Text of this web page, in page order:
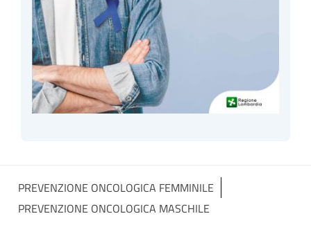
PREVENZIONE ONCOLOGICA FEMMINILE
PREVENZIONE ONCOLOGICA MASCHILE